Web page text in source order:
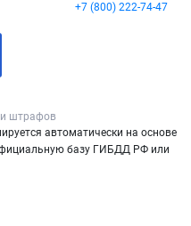
+7 (800) 222-74-47
штрафов
автоматически на основе
базу ГИБДД РФ или